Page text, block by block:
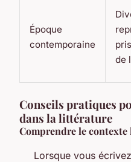
Époque
contemporaine
de
Conseils pratiques
dans la littérature
Comprendre le
Lorsque vous